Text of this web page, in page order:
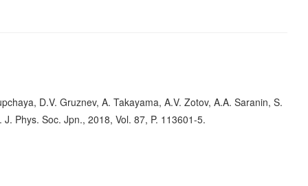
D.V. Gruznev, A. Takayama, A.V. Zotov, A.A. Saranin, S.
Phys. Soc. Jpn., 2018, Vol. 87, P. 113601-5.